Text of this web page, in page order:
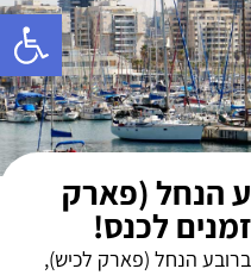
הנחל (פארק
לכנס!
הנחל (פארק לכיש),
פתח